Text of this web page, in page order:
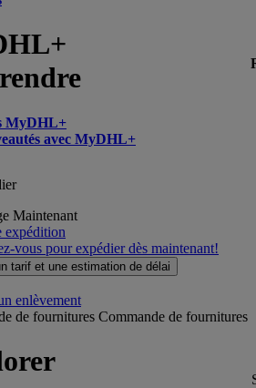
MyDHL+
avec MyDHL+
Maintenant
expédition
vous pour expédier dès maintenant!
tarif et une estimation de délai
enlèvement
de fournitures Commande de fournitures